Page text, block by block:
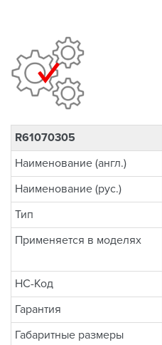
R61070305
Наименование (англ.)
Наименование (рус.)
Тип
Применяется в моделях
НС-Код
Гарантия
Габаритные размеры